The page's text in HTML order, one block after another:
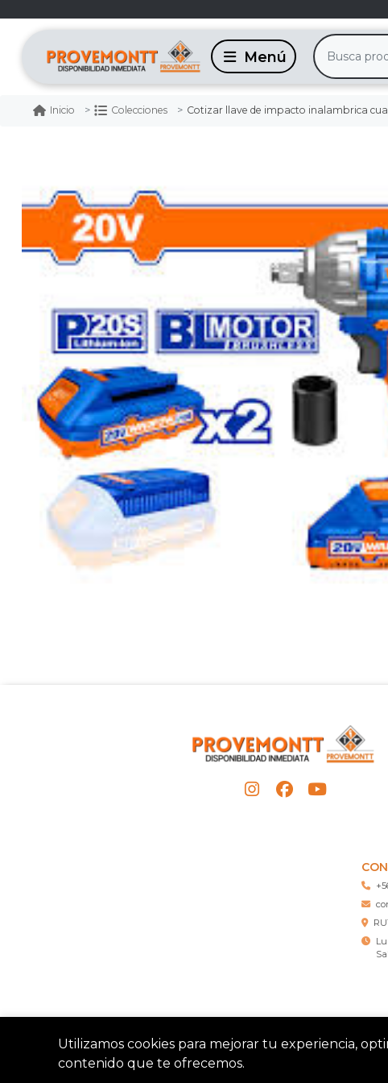
Inicio Colecciones Cotizar llave de impacto inalambrica cua. bl-m/20v +
Utilizamos cookies para mejorar tu experiencia,
contenido que te ofrecemos.